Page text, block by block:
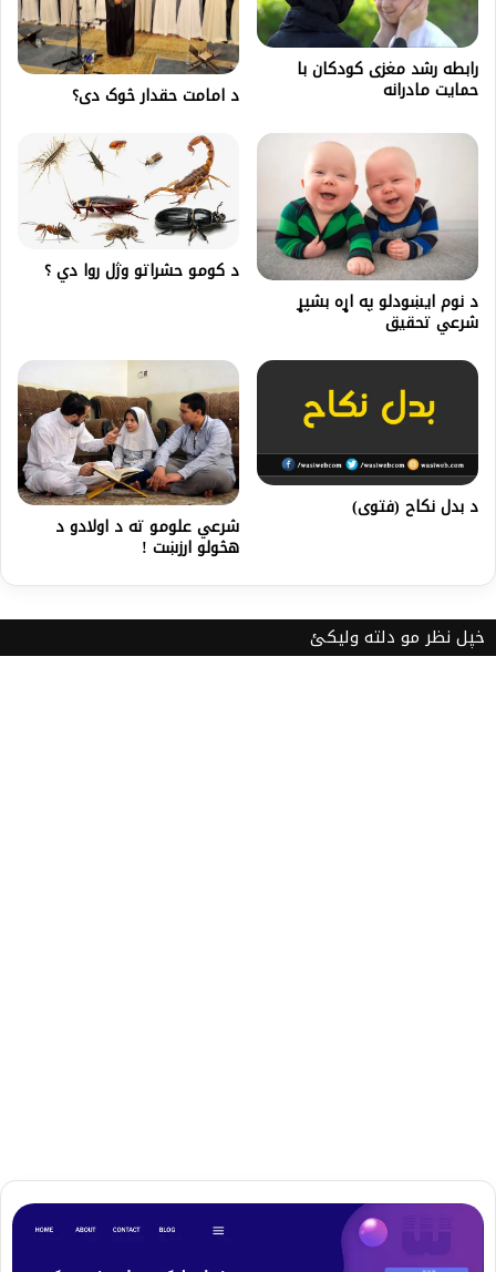
رابطه رشد مغزی کودکان با
حمایت مادرانه د امامت حقدار څوک دی؟
د نوم ايښودلو په اړه بشپړ
شرعي تحقيق
د کومو حشراتو وژل روا دي ؟
د بدل نکاح (فتوی)
شرعي علومو ته د اولادو د
هڅولو ارزښت !
خپل نظر مو دلته ولیکئ